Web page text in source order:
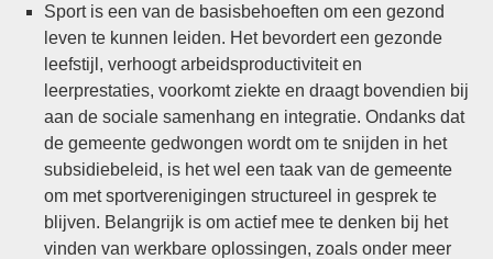
Sport is een van de basisbehoeften om een gezond
leven te kunnen leiden. Het bevordert een gezonde
leefstijl, verhoogt arbeidsproductiviteit en
leerprestaties, voorkomt ziekte en draagt bovendien bij
aan de sociale samenhang en integratie. Ondanks dat
de gemeente gedwongen wordt om te snijden in het
subsidiebeleid, is het wel een taak van de gemeente
om met sportverenigingen structureel in gesprek te
blijven. Belangrijk is om actief mee te denken bij het
vinden van werkbare oplossingen, zoals onder meer